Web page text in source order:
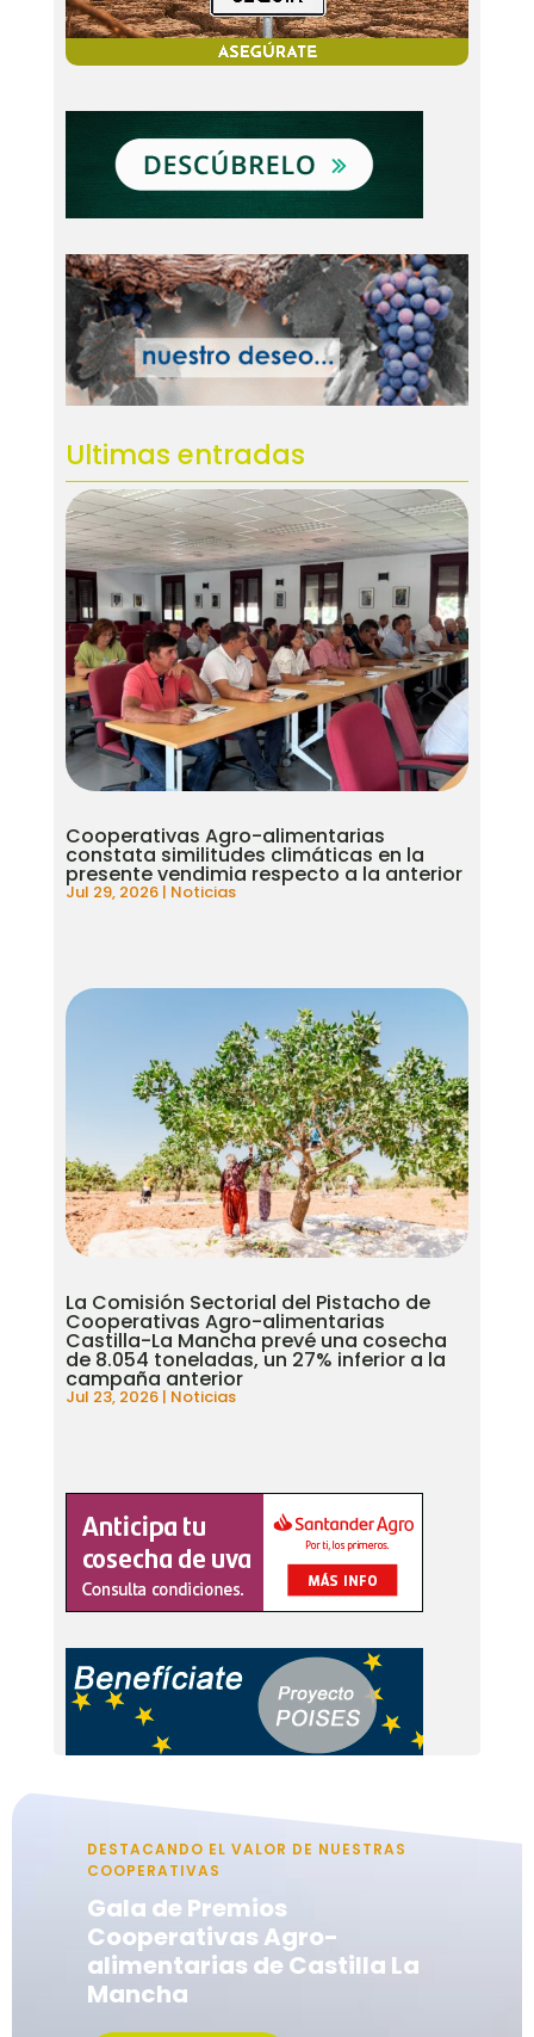
Ultimas entradas
Cooperativas Agro-alimentarias
constata similitudes climáticas en la
presente vendimia respecto a la anterior
Jul 29, 2026| Noticias
La Comisión Sectorial del Pistacho de
Cooperativas Agro-alimentarias
Castilla-La Mancha prevé una cosecha
de 8.054 toneladas, un 27% inferior a la
campaña anterior
Jul 23, 2026| Noticias
DESTACANDO EL VALOR DE NUESTRAS
COOPERATIVAS
Gala de Premios
Cooperativas Agro-
alimentarias de Castilla La
Mancha